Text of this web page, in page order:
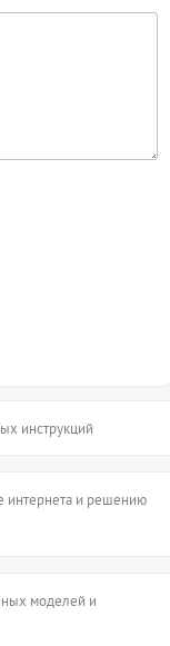
инструкций
интернета и решению
моделей и